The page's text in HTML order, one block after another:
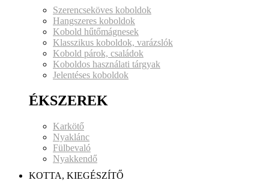
Szerencseköves koboldok
Hangszeres koboldok
Kobold hűtőmágnesek
Klasszikus koboldok, varázslók
Kobold párok, családok
Koboldos használati tárgyak
Jelentéses koboldok
ÉKSZEREK
Karkötő
Nyaklánc
Fülbevaló
Nyakkendő
KOTTA, KIEGÉSZÍTŐ